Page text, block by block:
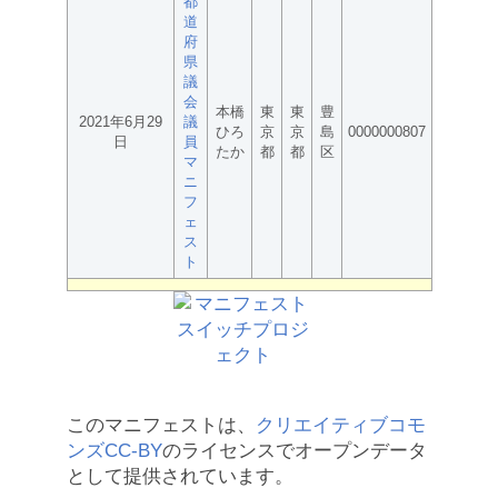
2021年6月29
日
道
府
県
議
会
議
員
マ
ニ
フ
ェ
ス
ト
本橋
ひろ
たか
東
京
都
東
京
都
豊
島
区
0000000807
このマニフェストは、
クリエイティブコモ
ンズCC-BYのライセンスでオープンデータ
として提供されています。